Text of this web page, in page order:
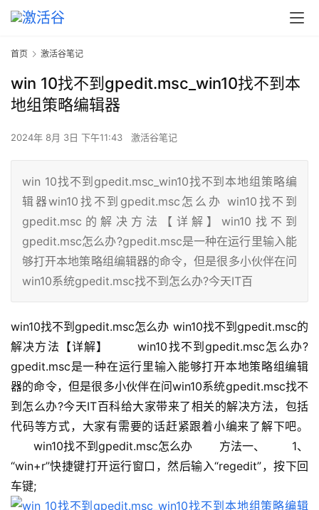
首页 激活谷笔记
win 10找不到gpedit.msc_win10找不到本
地组策略编辑器
2024年 8月 3日 下午11:43 激活谷笔记
win 10找不到gpedit.msc_win10找不到本地组策略编
辑器win10找不到gpedit.msc怎么办 win10找不到
gpedit.msc的解决方法【详解】win10找不到
gpedit.msc怎么办?gpedit.msc是一种在运行里输入能
够打开本地策略组编辑器的命令，但是很多小伙伴在问
win10系统gpedit.msc找不到怎么办?今天IT百
win10找不到gpedit.msc怎么办 win10找不到gpedit.msc的
解决方法【详解】 　　win10找不到gpedit.msc怎么办?
gpedit.msc是一种在运行里输入能够打开本地策略组编辑
器的命令，但是很多小伙伴在问win10系统gpedit.msc找不
到怎么办?今天IT百科给大家带来了相关的解决方法，包括
代码等方式，大家有需要的话赶紧跟着小编来了解下吧。
win10找不到gpedit.msc怎么办 　　方法一、 　　1、
“win+r”快捷键打开运行窗口，然后输入“regedit”，按下回
车键;